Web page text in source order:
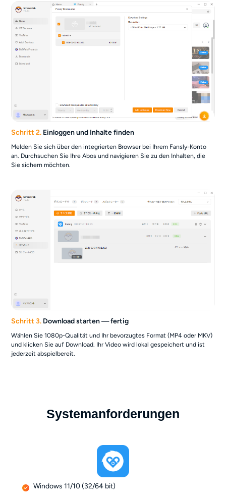
Schritt 2. Einloggen und Inhalte finden
Melden Sie sich über den integrierten Browser bei Ihrem Fansly-Konto
an. Durchsuchen Sie Ihre Abos und navigieren Sie zu den Inhalten, die
Sie sichern möchten.
Schritt 3. Download starten — fertig
Wählen Sie 1080p-Qualität und Ihr bevorzugtes Format (MP4 oder MKV)
und klicken Sie auf Download. Ihr Video wird lokal gespeichert und ist
jederzeit abspielbereit.
Systemanforderungen
Windows 11/10 (32/64 bit)